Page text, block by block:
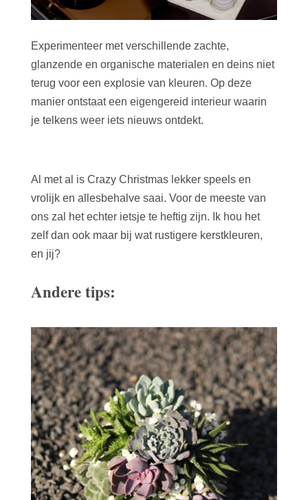
Experimenteer met verschillende zachte,
glanzende en organische materialen en deins niet
terug voor een explosie van kleuren. Op deze
manier ontstaat een eigengereid interieur waarin
je telkens weer iets nieuws ontdekt.
Al met al is Crazy Christmas lekker speels en
vrolijk en allesbehalve saai. Voor de meeste van
ons zal het echter ietsje te heftig zijn. Ik hou het
zelf dan ook maar bij wat rustigere kerstkleuren,
en jij?
Andere tips: